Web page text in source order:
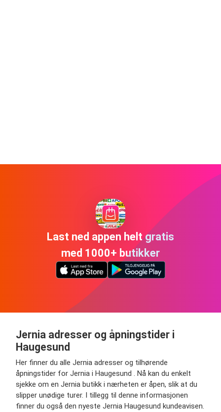
Last ned appen helt gratis
med 1000+ butikker
Jernia adresser og åpningstider i
Haugesund
Her finner du alle Jernia adresser og tilhørende
åpningstider for Jernia i Haugesund . Nå kan du enkelt
sjekke om en Jernia butikk i nærheten er åpen, slik at du
slipper unødige turer. I tillegg til denne informasjonen
finner du også den nyeste Jernia Haugesund kundeavisen.